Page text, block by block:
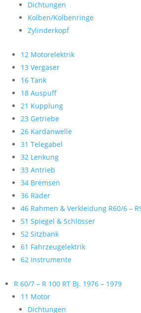
Dichtungen
Kolben/Kolbenringe
Zylinderkopf
12 Motorelektrik
13 Vergaser
16 Tank
18 Auspuff
21 Kupplung
23 Getriebe
26 Kardanwelle
31 Telegabel
32 Lenkung
33 Antrieb
34 Bremsen
36 Räder
46 Rahmen & Verkleidung R60/6 –
51 Spiegel & Schlösser
52 Sitzbank
61 Fahrzeugelektrik
62 Instrumente
R 60/7 – R 100 RT Bj. 1976 – 1979
11 Motor
Dichtungen